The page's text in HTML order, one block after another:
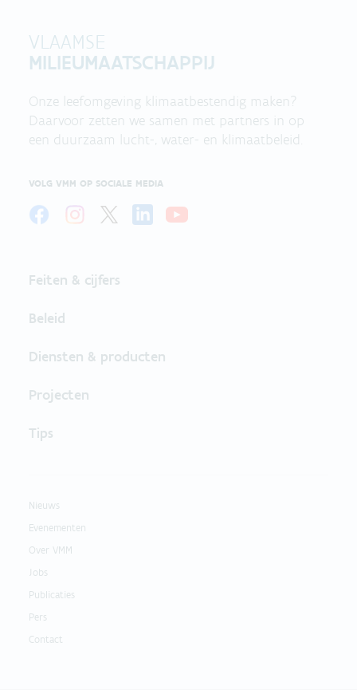
VLAAMSE
MILIEUMAATSCHAPPIJ
Onze leefomgeving klimaatbestendig maken?
Daarvoor zetten we samen met partners in op
een duurzaam lucht-, water- en klimaatbeleid.
VOLG VMM OP SOCIALE MEDIA
Feiten & cijfers
Beleid
Diensten & producten
Projecten
Tips
Nieuws
Evenementen
Over VMM
Jobs
Publicaties
Pers
Contact